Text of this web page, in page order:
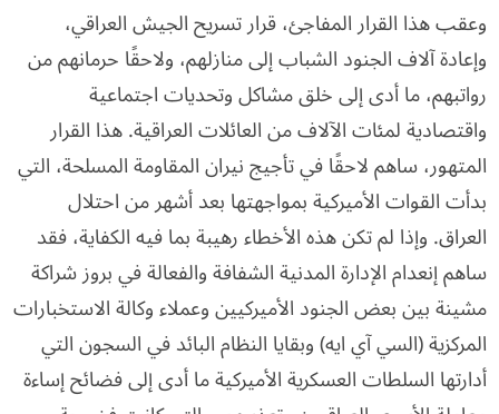
وعقب هذا القرار المفاجئ، قرار تسريح الجيش العراقي،
وإعادة آلاف الجنود الشباب إلى منازلهم، ولاحقًا حرمانهم من
رواتبهم، ما أدى إلى خلق مشاكل وتحديات اجتماعية
واقتصادية لمئات الآلاف من العائلات العراقية. هذا القرار
المتهور، ساهم لاحقًا في تأجيج نيران المقاومة المسلحة، التي
بدأت القوات الأميركية بمواجهتها بعد أشهر من احتلال
العراق. وإذا لم تكن هذه الأخطاء رهيبة بما فيه الكفاية، فقد
ساهم إنعدام الإدارة المدنية الشفافة والفعالة في بروز شراكة
مشينة بين بعض الجنود الأميركيين وعملاء وكالة الاستخبارات
المركزية (السي آي ايه) وبقايا النظام البائد في السجون التي
أدارتها السلطات العسكرية الأميركية ما أدى إلى فضائح إساءة